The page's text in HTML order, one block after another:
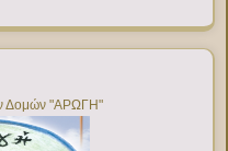
Δομών "ΑΡΩΓΗ"